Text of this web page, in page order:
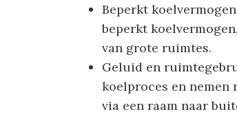
Beperkt
beperkt
van grote ruimtes.
Geluid en
koelproces en nemen
via een raam naar